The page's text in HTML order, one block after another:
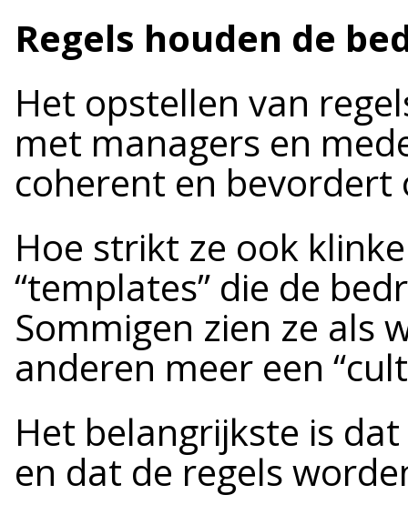
Regels houden de
Het opstellen van
met managers en
coherent en
Hoe strikt ze ook
“templates” die de
Sommigen zien ze als
anderen meer een
Het belangrijkste is
en dat de regels